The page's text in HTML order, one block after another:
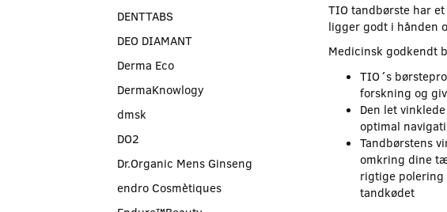
DENTTABS
DEO DIAMANT
Derma Eco
DermaKnowlogy
dmsk
DO2
Dr.Organic Mens Ginseng
endro Cosmètiques
TIO tandbørste har
ligger godt i hånden
Medicinsk godkendt
TIO´s
forskning og
Den let
optimal
Tandbørstens
omkring dine
rigtige polering
tandkødet